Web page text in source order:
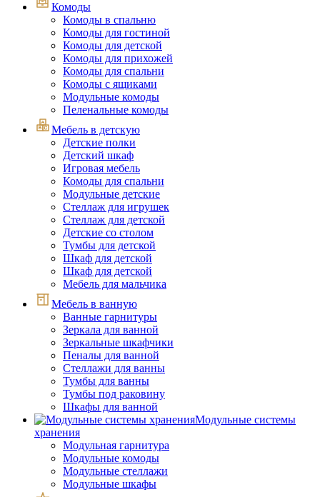
Комоды
Комоды в спальню
Комоды для гостиной
Комоды для детской
Комоды для прихожей
Комоды для спальни
Комоды с ящиками
Модульные комоды
Пеленальные комоды
Мебель в детскую
Детские полки
Детский шкаф
Игровая мебель
Комоды для спальни
Модульные детские
Стеллаж для игрушек
Стеллаж для детской
Детские со столом
Тумбы для детской
Шкаф для детской
Шкаф для детской
Мебель для мальчика
Мебель в ванную
Ванные гарнитуры
Зеркала для ванной
Зеркальные шкафчики
Пеналы для ванной
Стеллажи для ванны
Тумбы для ванны
Тумбы под раковину
Шкафы для ванной
Модульные системы
хранения
Модульная гарнитура
Модульные комоды
Модульные стеллажи
Модульные шкафы